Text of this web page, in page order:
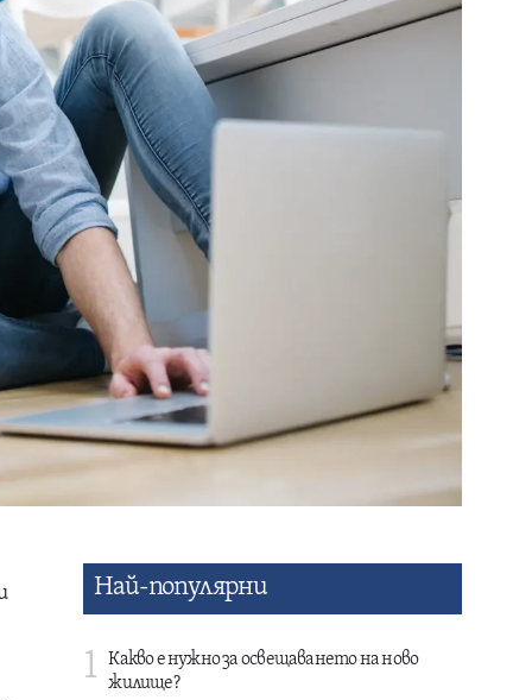
Най-популярни
1
Какво е нужно за освещаването на ново
жилище?